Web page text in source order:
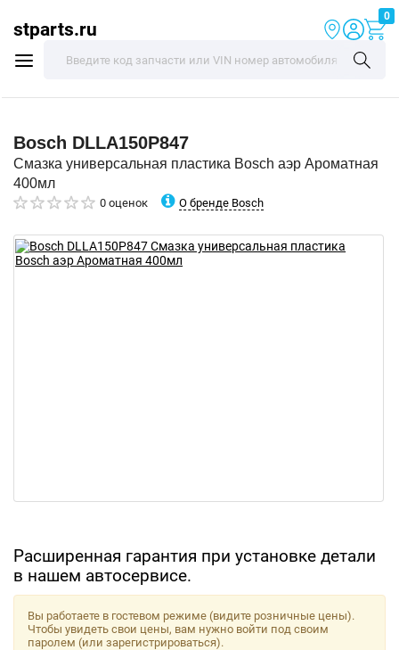
stparts.ru
0
Bosch DLLA150P847
Смазка универсальная пластика Bosch аэр Ароматная
400мл
0 оценок О бренде Bosch
Расширенная гарантия при установке детали
в нашем автосервисе.
Вы работаете в гостевом режиме (видите розничные цены).
Чтобы увидеть свои цены, вам нужно войти под своим
паролем (или зарегистрироваться).